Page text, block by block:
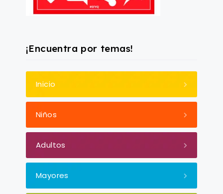
¡Encuentra por temas!
Inicio
Niños
Adultos
Mayores